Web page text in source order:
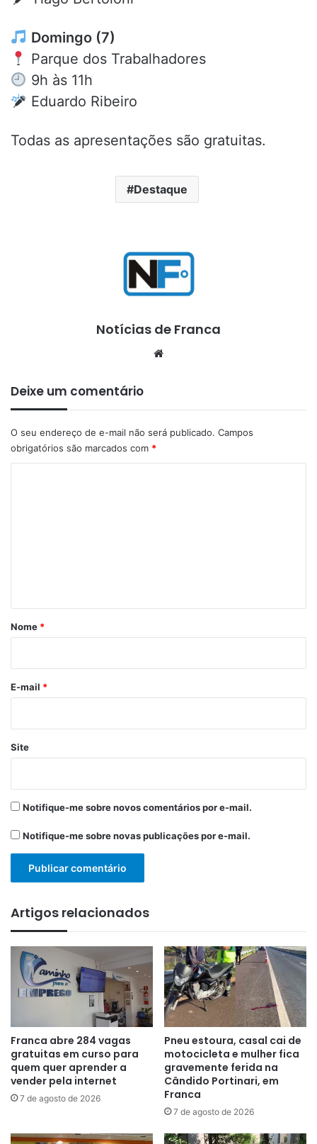
Domingo (7)
Parque dos Trabalhadores
9h às 11h
Eduardo Ribeiro
Todas as apresentações são gratuitas.
Destaque
Notícias de Franca
Deixe um comentário
O seu endereço de e-mail não será publicado. Campos
obrigatórios são marcados com *
r
*
Nome *
E-mail *
Site
Notifique-me sobre novos comentários por e-mail.
Notifique-me sobre novas publicações por e-mail.
Artigos relacionados
Franca abre 284 vagas
gratuitas em curso para
quem quer aprender a
vender pela internet
7 de agosto de 2026
Pneu estoura, casal cai de
motocicleta e mulher fica
gravemente ferida na
Cândido Portinari, em
Franca
7 de agosto de 2026